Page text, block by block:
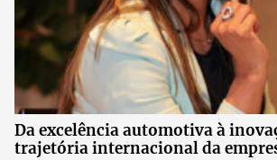
Da excelência automotiva à
trajetória internacional da